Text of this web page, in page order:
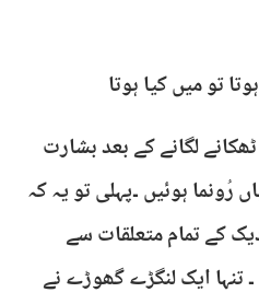
تو میں کیا ہوتا
لگانے کے بعد بشارت
رُونما ہوئیں ۔پہلی تو یہ کہ
کے تمام متعلقات سے
تنہا ایک لنگڑے گھوڑے نے